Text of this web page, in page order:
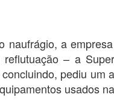
naufrágio, a
– a
pediu um
usados